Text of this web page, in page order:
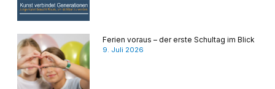
Ferien voraus – der erste Schultag im Blick
9. Juli 2026